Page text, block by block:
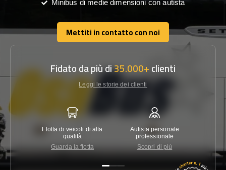
Minibus di medie dimensioni con autista
Mettiti in contatto con noi
Mettiti in contatto con noi
Fidato da più di35.000+clienti
Leggi le storie dei clienti
Flotta di veicoli di alta
qualità
Guarda la flotta
Autista personale
professionale
Scopri di più